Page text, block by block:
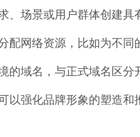
场景或用户群体创建具
网络资源，比如为不同
域名，与正式域名区分
强化品牌形象的塑造和